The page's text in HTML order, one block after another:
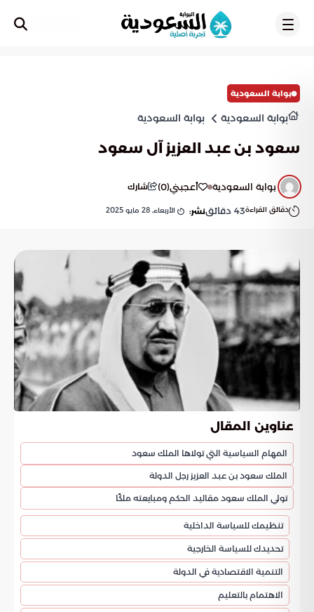
بوابة السعودية
بوابة السعودية بوابة السعودية
سعود بن عبد العزيز آل سعود
بوابة السعودية أعجبني(
0
) شارك
دقائق القراءة43 دقائقنشر: الأربعاء, 28 مايو 2025
عناوين المقال
المهام السياسية التي تولاها الملك سعود
الملك سعود بن عبد العزيز رجل الدولة
تولي الملك سعود مقاليد الحكم ومبايعته ملكًا
تنظيمك للسياسة الداخلية
تحديدك للسياسة الخارجية
التنمية الاقتصادية في الدولة
الاهتمام بالتعليم